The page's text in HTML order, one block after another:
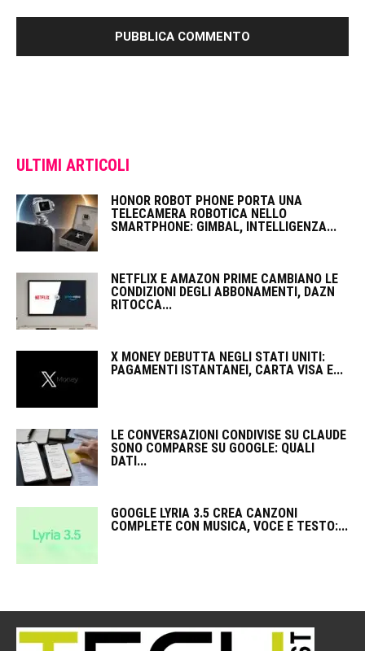
ULTIMI ARTICOLI
HONOR ROBOT PHONE PORTA UNA
TELECAMERA ROBOTICA NELLO
SMARTPHONE: GIMBAL, INTELLIGENZA...
NETFLIX E AMAZON PRIME CAMBIANO LE
CONDIZIONI DEGLI ABBONAMENTI, DAZN
RITOCCA...
X MONEY DEBUTTA NEGLI STATI UNITI:
PAGAMENTI ISTANTANEI, CARTA VISA E...
LE CONVERSAZIONI CONDIVISE SU CLAUDE
SONO COMPARSE SU GOOGLE: QUALI
DATI...
GOOGLE LYRIA 3.5 CREA CANZONI
COMPLETE CON MUSICA, VOCE E TESTO:...